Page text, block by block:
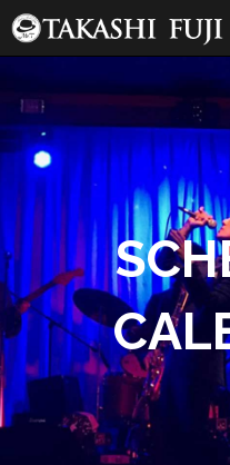
ン
テ
へ
ス
12:00 AM
1:00 AM
3:00 AM
4:00 AM
5:00 AM